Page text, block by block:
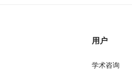
用户
学术咨询